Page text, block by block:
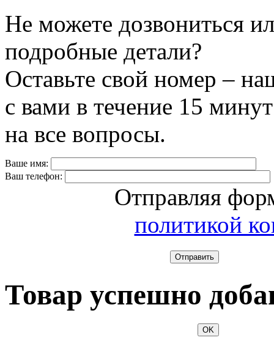
Не можете дозвониться
подробные детали?
Оставьте свой номер –
с вами в течение 15
на все вопросы.
Ваше имя:
Ваш телефон:
Отправляя
политикой
Отправить
Товар успешно
OK